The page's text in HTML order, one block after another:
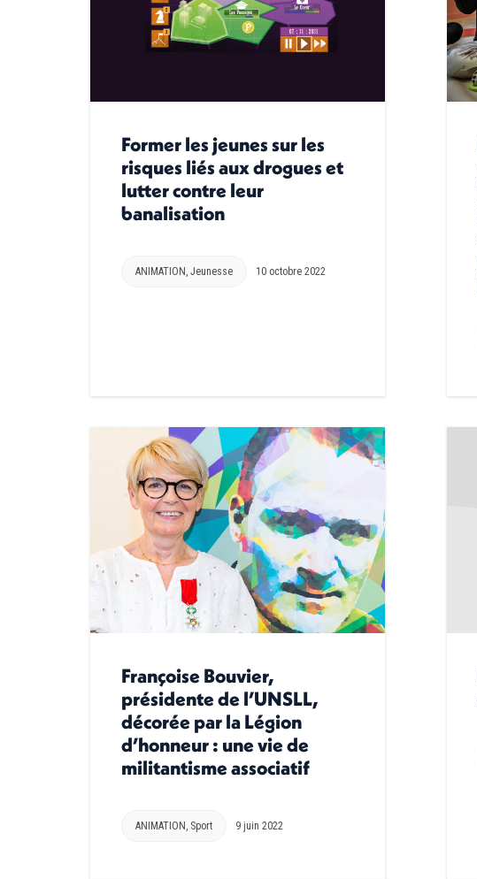
Former les jeunes sur les
risques liés aux drogues et
lutter contre leur
banalisation
ANIMATION Jeunesse 10 octobre 2022
Françoise Bouvier,
présidente de l’UNSLL,
décorée par la Légion
d’honneur : une vie de
militantisme associatif
ANIMATION , Sport 9 juin 2022